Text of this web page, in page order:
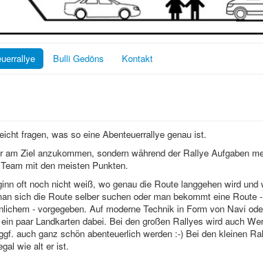
Bulli Gedöns Kontakt
fragen, was so eine Abenteuerrallye genau ist.
Ziel anzukommen, sondern während der Rallye Aufgaben
mit den meisten Punkten.
oft noch nicht weiß, wo genau die Route langgehen wird und
sich die Route selber suchen oder man bekommt eine Route
- vorgegeben. Auf moderne Technik in Form von Navi
paar Landkarten dabei. Bei den großen Rallyes wird auch
auch ganz schön abenteuerlich werden :-) Bei den kleinen
wie alt er ist.